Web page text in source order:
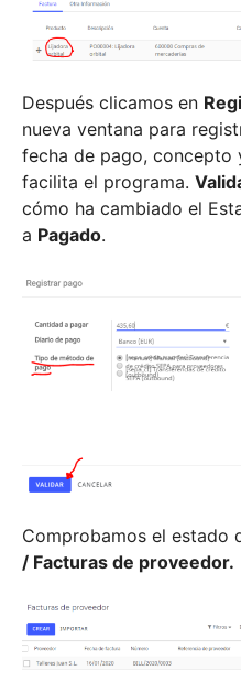
Después clicamos en
nueva ventana para
fecha de pago, concepto
facilita el programa.
cómo ha cambiado el
a Pagado.
Comprobamos el estado
/ Facturas de proveedor.